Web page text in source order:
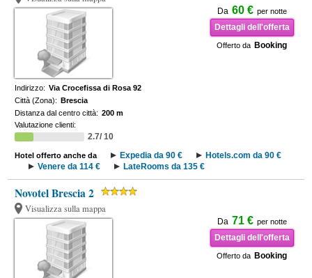
Da 60 € per notte
Dettagli dell'offerta
Offerto da Booking
Indirizzo: Via Crocefissa di Rosa 92
Città (Zona): Brescia
Distanza dal centro città: 200 m
Valutazione clienti:
2.7/ 10
Hotel offerto anche da Expedia da 90 €
Hotels.com da 90 €
Venere da 114 €
LateRooms da 135 €
Novotel Brescia 2
Visualizza sulla mappa
Da 71 € per notte
Dettagli dell'offerta
Offerto da Booking